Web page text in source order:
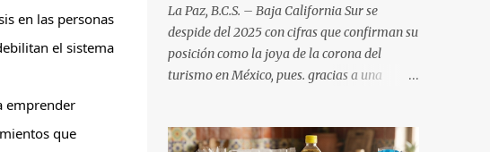
en las personas
el sistema
emprender
que
La Paz, B.C.S. – Baja California Sur se
despide del 2025 con cifras que confirman su
posición como la joya de la corona del
turismo en México, pues. gracias a una
fideicomisos de promoción, la entidad